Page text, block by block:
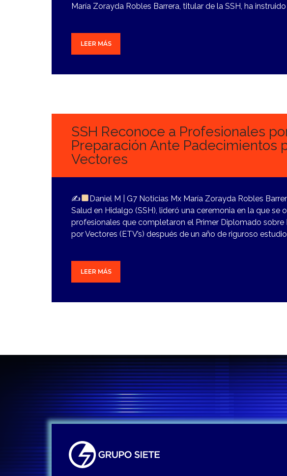
María Zorayda Robles Barrera, titular de la SSH, ha
LEER MÁS
SSH Reconoce a Profesionales
Preparación Ante Padecimientos
Vectores
✍
Daniel M | G7 Noticias Mx María Zorayda Robles
Salud en Hidalgo (SSH), lideró una ceremonia en la que se
profesionales que completaron el Primer Diplomado sobre
por Vectores (ETV’s) después de un año de riguroso
LEER MÁS